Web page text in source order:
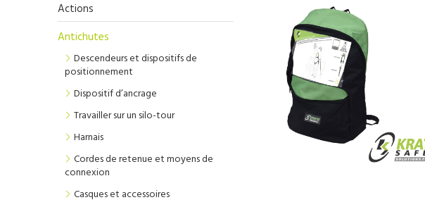
Actions
Antichutes
Descendeurs et dispositifs de
positionnement
Dispositif d’ancrage
Travailler sur un silo-tour
Harnais
Cordes de retenue et moyens de
connexion
Casques et accessoires